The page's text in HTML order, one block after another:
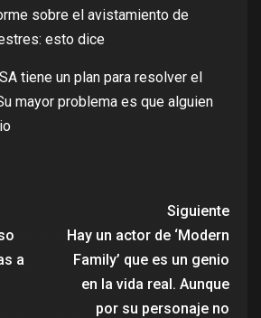
sobre el avistamiento de
esto dice
tiene un plan para resolver el
mayor problema es que alguien
a
Siguiente
Hay un actor de ‘Modern
Family’ que es un genio
en la vida real. Aunque
por su personaje no